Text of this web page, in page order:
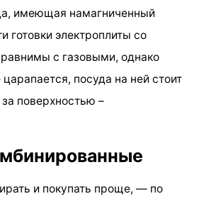
имеющая намагниченный
готовки электроплиты со
с газовыми, однако
посуда на ней стоит
поверхностью –
и покупать проще, — по